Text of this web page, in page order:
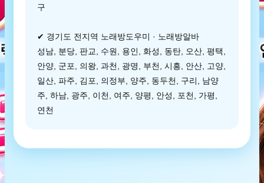
구
✔ 경기도 전지역 노래방도우미 · 노래방알바
성남, 분당, 판교, 수원, 용인, 화성, 동탄, 오산, 평택,
안양, 군포, 의왕, 과천, 광명, 부천, 시흥, 안산, 고양,
일산, 파주, 김포, 의정부, 양주, 동두천, 구리, 남양
주, 하남, 광주, 이천, 여주, 양평, 안성, 포천, 가평,
연천